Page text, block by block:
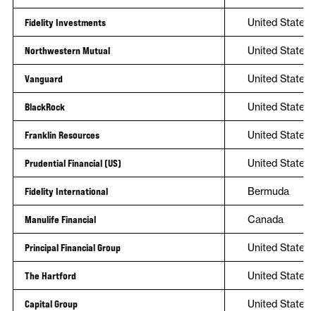
Fidelity Investments United States
Northwestern Mutual United States
Vanguard United States
BlackRock United States
Franklin Resources United States
Prudential Financial (US) United States
Fidelity International Bermuda
Manulife Financial Canada
Principal Financial Group United States
The Hartford United States
Capital Group United States